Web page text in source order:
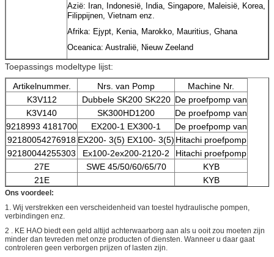
Azië: Iran, Indonesië, India, Singapore, Maleisië, Korea,
Filippijnen, Vietnam enz.
Afrika: Ejypt, Kenia, Marokko, Mauritius, Ghana
Oceanica: Australië, Nieuw Zeeland
Toepassings modeltype lijst:
Artikelnummer.
Nrs. van Pomp
Machine Nr.
K3V112
Dubbele SK200 SK220 De proefpomp van
K3V140
SK300HD1200
De proefpomp van
9218993 4181700
EX200-1 EX300-1
De proefpomp van
92180054276918 EX200- 3(5) EX100- 3(5) Hitachi proefpomp
92180044255303
Ex100-2ex200-2120-2
Hitachi proefpomp
27E
SWE 45/50/60/65/70
KYB
21E
KYB
Ons voordeel:
1. Wij verstrekken een verscheidenheid van toestel hydraulische pompen,
verbindingen enz.
2 . KE HAO biedt een geld altijd achterwaarborg aan als u ooit zou moeten zijn
minder dan tevreden met onze producten of diensten. Wanneer u daar gaat
controleren geen verborgen prijzen of lasten zijn.